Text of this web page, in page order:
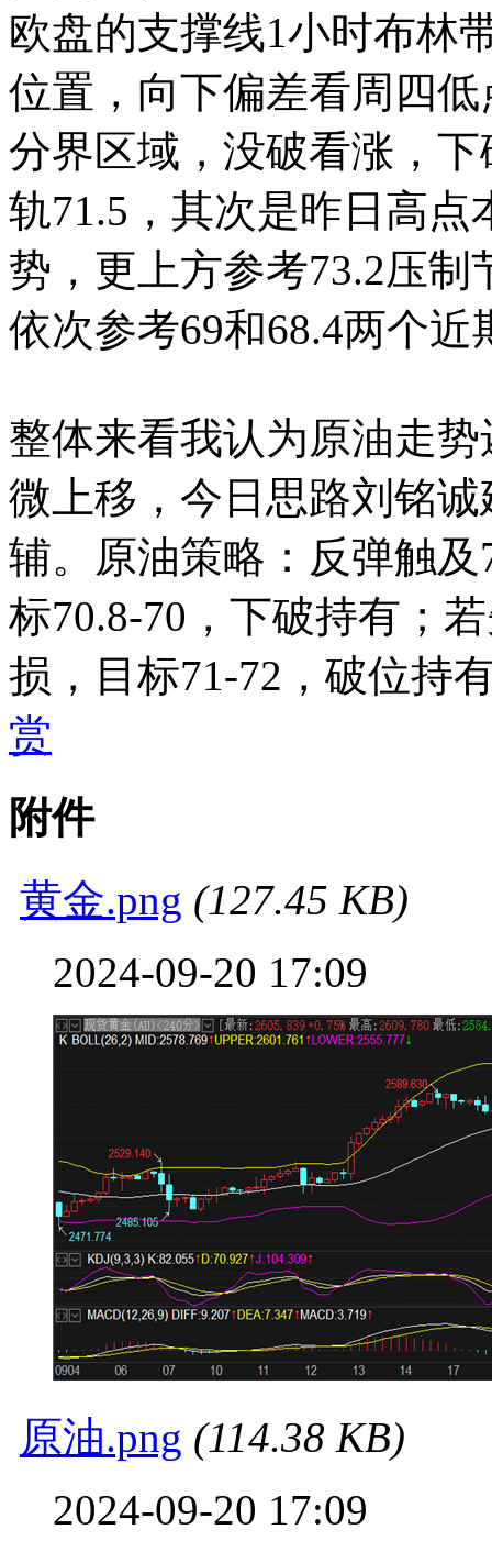
欧盘的支撑线1小时布林
位置，向下偏差看周四
分界区域，没破看涨，
轨71.5，其次是昨日高
势，更上方参考73.2压
依次参考69和68.4两个近
整体来看我认为原油走
微上移，今日思路刘铭
辅。原油策略：反弹触
标70.8-70，下破持有；
损，目标71-72，破位持
赏
附件
黄金.png (127.45 KB)
2024-09-20 17:09
原油.png (114.38 KB)
2024-09-20 17:09